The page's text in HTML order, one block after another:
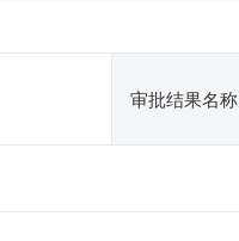
审批结果名称